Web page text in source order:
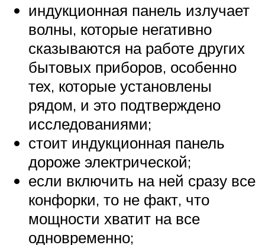
индукционная панель излучает
волны, которые негативно
сказываются на работе других
бытовых приборов, особенно
тех, которые установлены
рядом, и это подтверждено
исследованиями;
стоит индукционная панель
дороже электрической;
если включить на ней сразу все
конфорки, то не факт, что
мощности хватит на все
одновременно;